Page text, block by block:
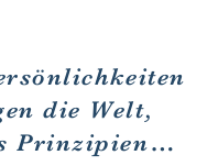
die Welt,
Prinzipien…